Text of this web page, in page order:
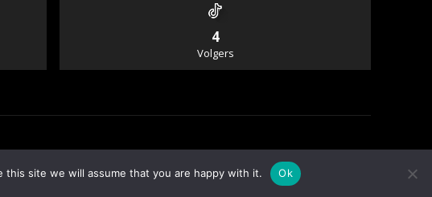
4
Volgers
Info & Contact
site we will assume that you are happy with it. Ok